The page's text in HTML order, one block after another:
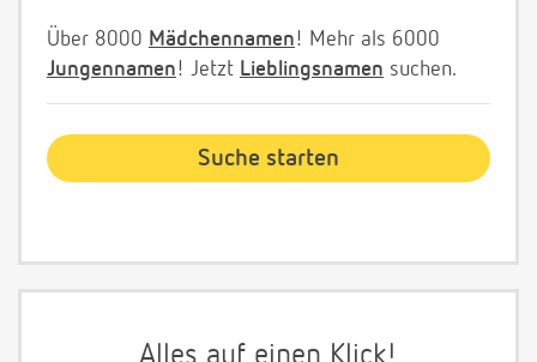
Über 8000 Mädchennamen! Mehr als 6000
Jungennamen! Jetzt Lieblingsnamen suchen.